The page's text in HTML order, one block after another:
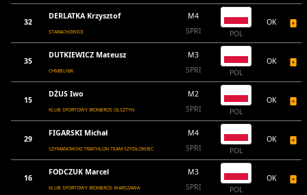
32
DERLATKA Krzysztof
STARACHOWICE
M4
SPRI
POL
OK
35
DUTKIEWICZ Mateusz
CHMIELNIK
M3
SPRI
POL
OK
15
DŻUS Iwo
KLUB SPORTOWY IRONBROS OLSZTYN
M2
SPRI
POL
OK
29
FIGARSKI Michał
SZYMANOWSKI TRIATHLON TEAM SZYDŁOWIEC
M4
SPRI
POL
OK
16
FODCZUK Marcel
KLUB SPORTOWY IRONBROS WARSZAWA
M3
SPRI
POL
OK